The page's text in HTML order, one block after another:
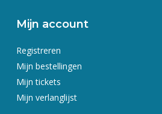
Mijn account
Registreren
Mijn bestellingen
Mijn tickets
Mijn verlanglijst